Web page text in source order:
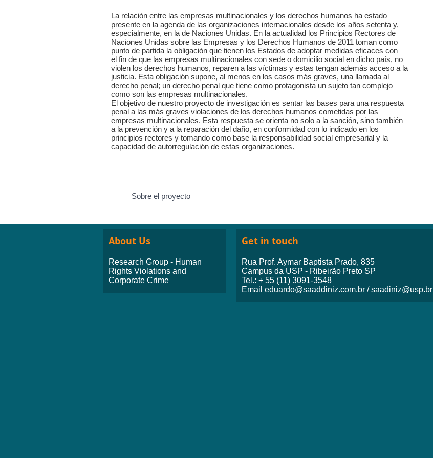
La relación entre las empresas multinacionales y los derechos humanos ha estado
presente en la agenda de las organizaciones internacionales desde los años setenta y,
especialmente, en la de Naciones Unidas. En la actualidad los Principios Rectores de
Naciones Unidas sobre las Empresas y los Derechos Humanos de 2011 toman como
punto de partida la obligación que tienen los Estados de adoptar medidas eficaces con
el fin de que las empresas multinacionales con sede o domicilio social en dicho país, no
violen los derechos humanos, reparen a las víctimas y estas tengan además acceso a la
justicia. Esta obligación supone, al menos en los casos más graves, una llamada al
derecho penal; un derecho penal que tiene como protagonista un sujeto tan complejo
como son las empresas multinacionales.
El objetivo de nuestro proyecto de investigación es sentar las bases para una respuesta
penal a las más graves violaciones de los derechos humanos cometidas por las
empresas multinacionales. Esta respuesta se orienta no solo a la sanción, sino también
a la prevención y a la reparación del daño, en conformidad con lo indicado en los
principios rectores y tomando como base la responsabilidad social empresarial y la
capacidad de autorregulación de estas organizaciones.
Sobre el proyecto
About Us
Research Group - Human
Rights Violations and
Corporate Crime
Get in touch
Rua Prof. Aymar Baptista Prado, 835
Campus da USP - Ribeirão Preto SP
Tel.: + 55 (11) 3091-3548
Email eduardo@saaddiniz.com.br / saadiniz@usp.br